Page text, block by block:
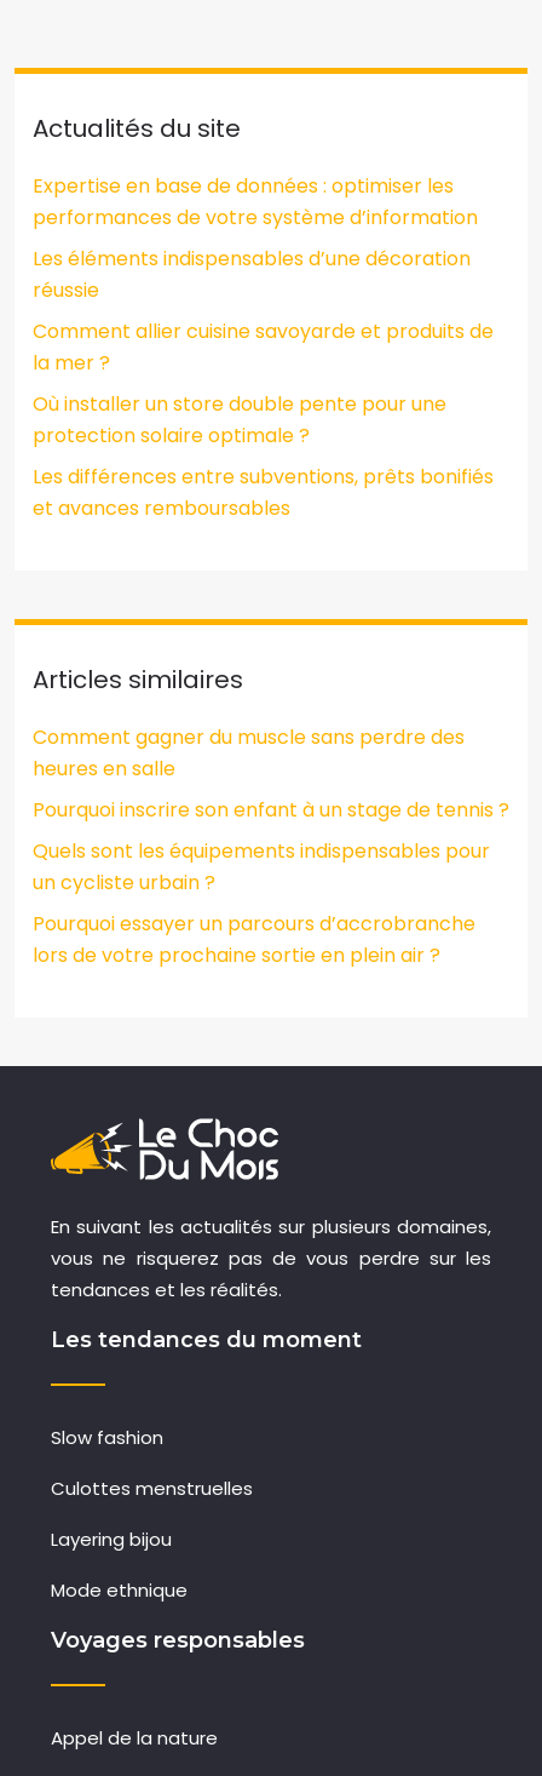
Actualités du site
Expertise en base de données : optimiser les
performances de votre système d’information
Les éléments indispensables d’une décoration
réussie
Comment allier cuisine savoyarde et produits de
la mer ?
Où installer un store double pente pour une
protection solaire optimale ?
Les différences entre subventions, prêts bonifiés
et avances remboursables
Articles similaires
Comment gagner du muscle sans perdre des
heures en salle
Pourquoi inscrire son enfant à un stage de tennis ?
Quels sont les équipements indispensables pour
un cycliste urbain ?
Pourquoi essayer un parcours d’accrobranche
lors de votre prochaine sortie en plein air ?
En suivant les actualités sur plusieurs domaines,
vous ne risquerez pas de vous perdre sur les
tendances et les réalités.
Les tendances du moment
Slow fashion
Culottes menstruelles
Layering bijou
Mode ethnique
Voyages responsables
Appel de la nature